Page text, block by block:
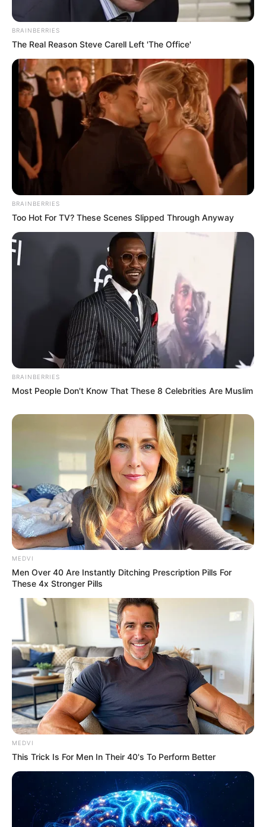
2025’s Most Impactful Celebrity Farewells
BRAINBERRIES
Films To Make You Question Everything You Know
About Cinema
Why this ordinary drink is the secret to feeling your
best every day
Gina Carano Finally Admits What Some Suspected
All Along
BRAINBERRIES
BRAINBERRIES
The Real Reason Steve Carell Left 'The Office'
BRAINBERRIES
Too Hot For TV? These Scenes Slipped Through Anyway
BRAINBERRIES
Most People Don't Know That These 8 Celebrities Are Muslim
MEDVI
Men Over 40 Are Instantly Ditching Prescription Pills For
These 4x Stronger Pills
MEDVI
This Trick Is For Men In Their 40's To Perform Better